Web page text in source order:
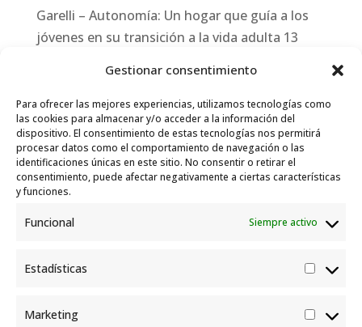
Gestionar consentimiento
Para ofrecer las mejores experiencias, utilizamos tecnologías como
las cookies para almacenar y/o acceder a la información del
dispositivo. El consentimiento de estas tecnologías nos permitirá
procesar datos como el comportamiento de navegación o las
identificaciones únicas en este sitio. No consentir o retirar el
consentimiento, puede afectar negativamente a ciertas características
y funciones.
Funcional Siempre activo
Estadísticas
Marketing
Garelli – Autonomía: Un hogar que guía a los
jóvenes en su transición a la vida adulta 13
Garelli-Refugio: Acciones de empleo en el
marco del Sistema de Acogida de Protección
Internacional 10 julio, 2026